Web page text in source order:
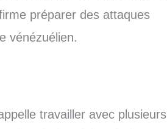
préparer des attaques
vénézuélien.
travailler avec plusieurs